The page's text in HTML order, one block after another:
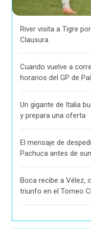
River visita a Tigre
Clausura
Cuando vuelve a
horarios del GP de
Un gigante de Italia
y prepara una oferta
El mensaje de
Pachuca antes de
Boca recibe a Vélez,
triunfo en el Torneo